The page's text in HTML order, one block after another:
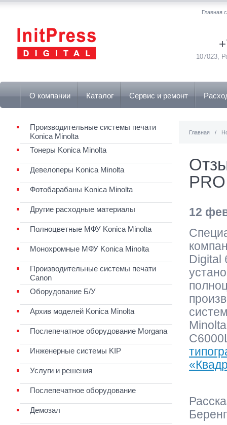
Главная
107023,
О компании Каталог Сервис и ремонт
Главная /
12
Digital
Производительные системы печати
Konica Minolta
Тонеры Konica Minolta
Девелоперы Konica Minolta
Фотобарабаны Konica Minolta
Другие расходные материалы
Полноцветные МФУ Konica Minolta
Монохромные МФУ Konica Minolta
Производительные системы печати
Canon
Оборудование Б/У
Архив моделей Konica Minolta
Послепечатное оборудование Morgana
Инженерные системы KIP
Услуги и решения
Послепечатное оборудование
Демозал